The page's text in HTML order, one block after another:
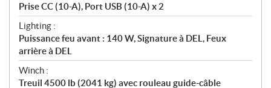
Prise CC (10-A), Port USB (10-A) x 2
Lighting :
Puissance feu avant : 140 W, Signature à DEL, Feux
arrière à DEL
Winch :
Treuil 4500 lb (2041 kg) avec rouleau guide-câble